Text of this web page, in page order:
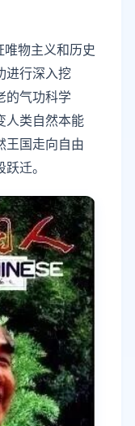
物主义和历史
进行深入挖
的气功科学
人类自然本能
王国走向自由
迁。